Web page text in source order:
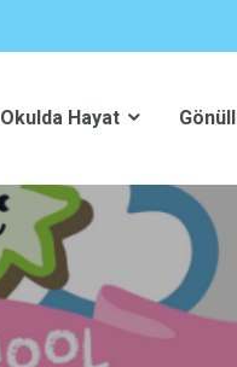
Okulda Hayat